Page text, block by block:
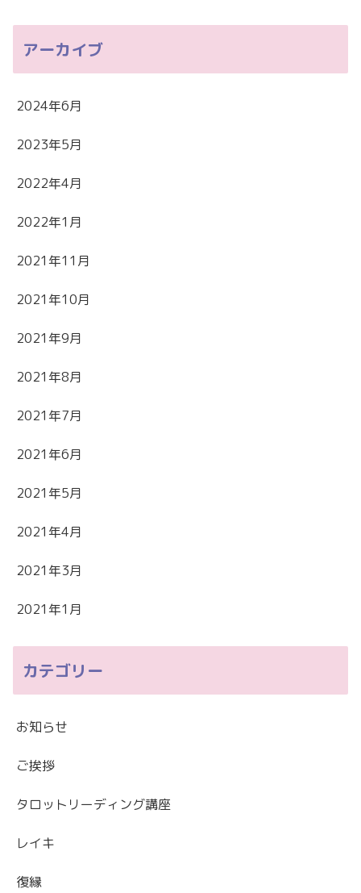
アーカイブ
2024年6月
2023年5月
2022年4月
2022年1月
2021年11月
2021年10月
2021年9月
2021年8月
2021年7月
2021年6月
2021年5月
2021年4月
2021年3月
2021年1月
カテゴリー
お知らせ
ご挨拶
タロットリーディング講座
レイキ
復縁